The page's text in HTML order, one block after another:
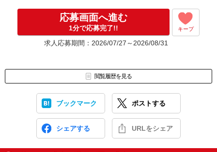
応募画面へ進む
1分で応募完了!! キープ
求人応募期間：2026/07/27～2026/08/31
閲覧履歴を見る
ブックマーク ポストする
シェアする URLをシェア